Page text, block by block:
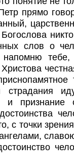
прямо
Богослова
слов о
страдания
и признание
с точки